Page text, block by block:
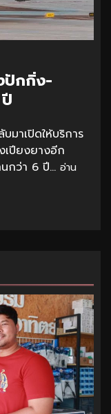
ปักกิ่ง-
มาเปิดให้บริการ
เปียงยางอีก
กว่า 6 ปี... อ่าน